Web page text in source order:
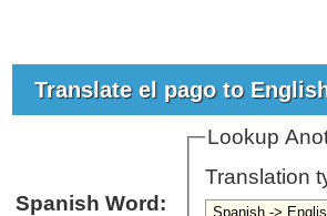
Translate el pago to
Lookup
Translation
Spanish Word: